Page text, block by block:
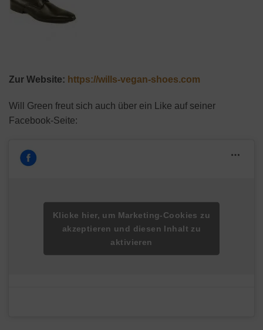
Zur Website: https://wills-vegan-shoes.com
Will Green freut sich auch über ein Like auf seiner
Facebook-Seite:
Klicke hier, um Marketing-Cookies zu
akzeptieren und diesen Inhalt zu
aktivieren